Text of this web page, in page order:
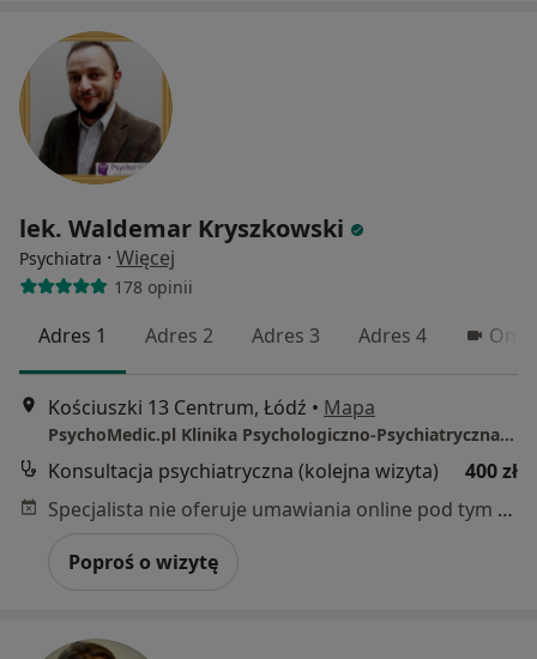
lek. Waldemar Kryszkowski
Psychiatra · Więcej
178 opinii
Adres 1 Adres 2 Adres 3 Adres 4
Kościuszki 13 Centrum, Łódź • Mapa
PsychoMedic.pl Klinika Psychologiczno-Psychiatryczna Łódź (al. T. Kościuszki 13, Centrum)
Konsultacja psychiatryczna (kolejna wizyta)
400 zł
Specjalista nie oferuje umawiania online pod tym adresem.
Poproś o wizytę